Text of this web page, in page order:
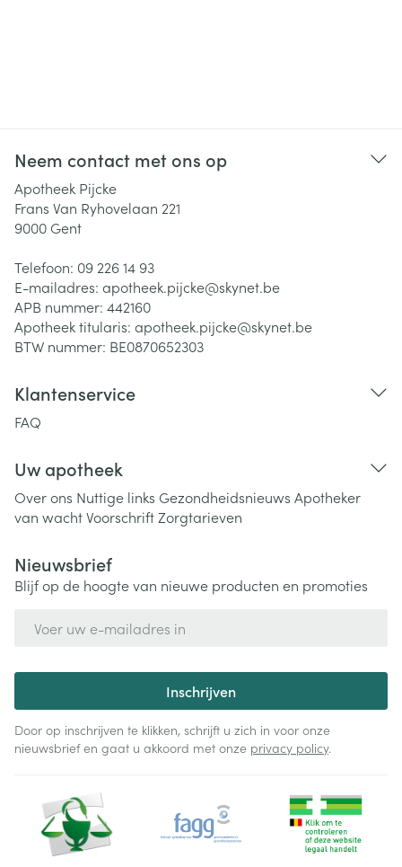
Neem contact met ons op
Apotheek Pijcke
Frans Van Ryhovelaan 221
9000 Gent
Telefoon: 09 226 14 93
E-mailadres: apotheek.pijcke@skynet.be
APB nummer: 442160
Apotheek titularis: apotheek.pijcke@skynet.be
BTW nummer: BE0870652303
Klantenservice
FAQ
Uw apotheek
Over ons Nuttige links Gezondheidsnieuws Apotheker
van wachtVoorschriftZorgtarieven
Nieuwsbrief
Blijf op de hoogte van nieuwe producten en promoties
Inschrijven
Door op inschrijven te klikken, schrijft u zich in voor onze
nieuwsbrief en gaat u akkoord met onze privacy policy.